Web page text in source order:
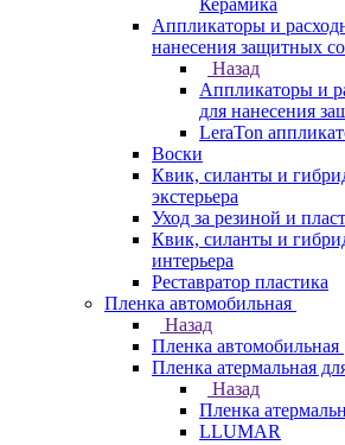
Керамика
Аппликаторы и
нанесения защитных
Назад
Аппликаторы и
для нанесения
LeraTon
Воски
Квик, силанты и
экстерьера
Уход за резиной и
Квик, силанты и
интерьера
Реставратор пластика
Пленка автомобильная
Назад
Пленка автомобильная
Пленка атермальная
Назад
Пленка
LLUMAR